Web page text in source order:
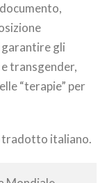
garantire gli
transgender,
“terapie” per
tradotto italiano.